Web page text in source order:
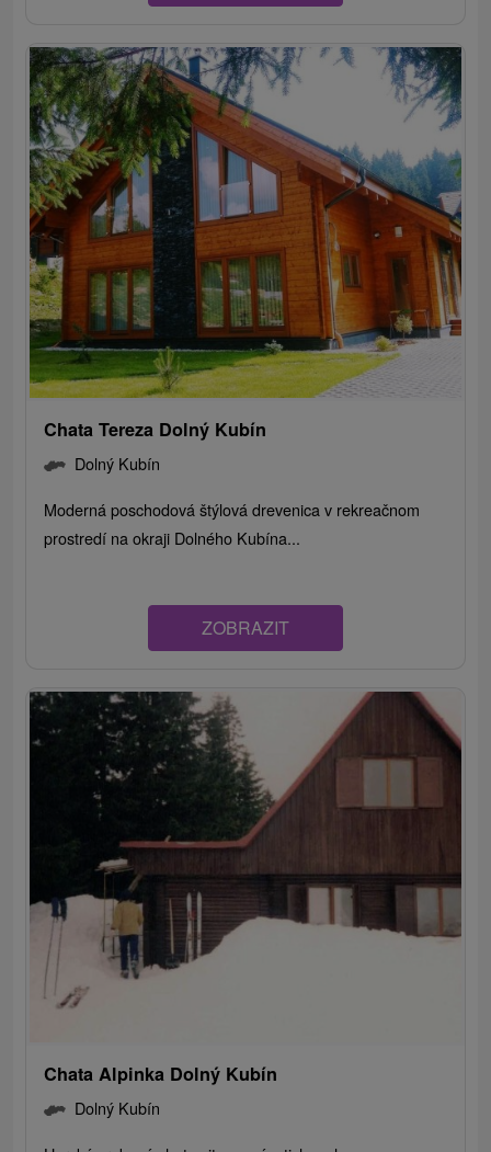
Chata Tereza Dolný Kubín
Dolný Kubín
Moderná poschodová štýlová drevenica v rekreačnom
prostredí na okraji Dolného Kubína...
ZOBRAZIT
Chata Alpinka Dolný Kubín
Dolný Kubín